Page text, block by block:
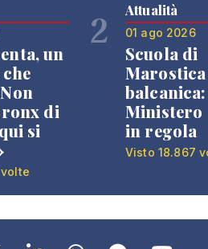
un
di
si
2 Attualità
01 ago 2026
Scuola di
Ministero
in regola
Visto 18.867